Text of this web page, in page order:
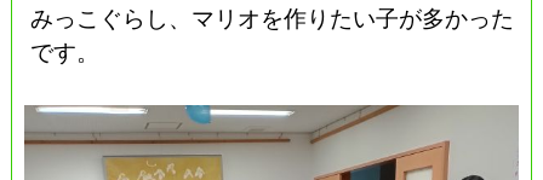
みっこぐらし、マリオを作りたい子が多かった
です。